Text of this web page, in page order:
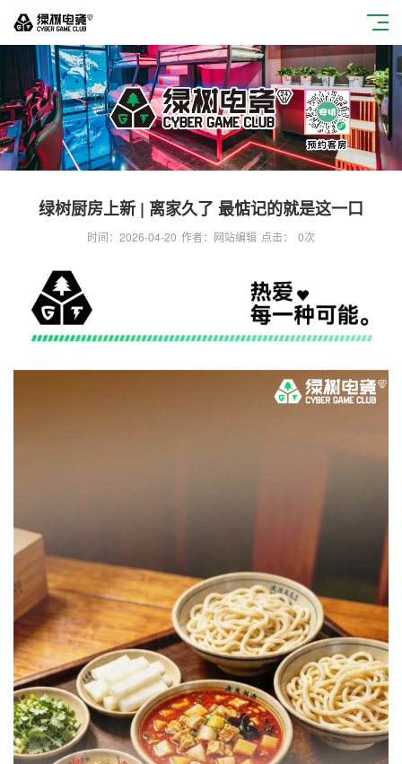
绿树厨房上新 | 离家久了 最惦记的就是这一口
时间：2026-04-20 作者：网站编辑 点击： 0次